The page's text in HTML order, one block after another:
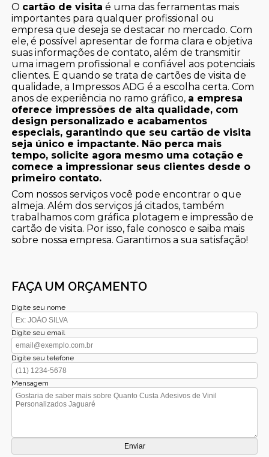
O cartão de visita é uma das ferramentas mais
importantes para qualquer profissional ou
empresa que deseja se destacar no mercado. Com
ele, é possível apresentar de forma clara e objetiva
suas informações de contato, além de transmitir
uma imagem profissional e confiável aos potenciais
clientes. E quando se trata de cartões de visita de
qualidade, a Impressos ADG é a escolha certa. Com
anos de experiência no ramo gráfico, a empresa
oferece impressões de alta qualidade, com
design personalizado e acabamentos
especiais, garantindo que seu cartão de visita
seja único e impactante. Não perca mais
tempo, solicite agora mesmo uma cotação e
comece a impressionar seus clientes desde o
primeiro contato.
Com nossos serviços você pode encontrar o que
almeja. Além dos serviços já citados, também
trabalhamos com gráfica plotagem e impressão de
cartão de visita. Por isso, fale conosco e saiba mais
sobre nossa empresa. Garantimos a sua satisfação!
FAÇA UM ORÇAMENTO
Digite seu nome
Digite seu email
Digite seu telefone
Mensagem